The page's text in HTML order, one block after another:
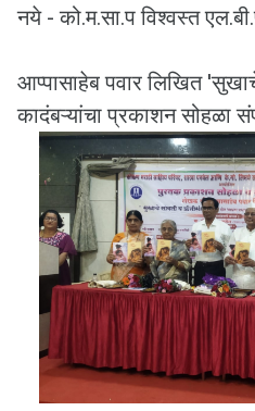
नये - को.म.सा.प विश्वस्त
आप्पासाहेब पवार लिखित
कादंबऱ्यांचा प्रकाशन सोहळा